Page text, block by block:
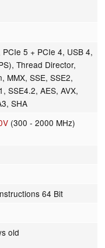
5 + PCIe 4, USB 4,
Thread Director,
MMX, SSE, SSE2,
SSE4.2, AES, AVX,
SHA
(300 - 2000 MHz)
64 Bit
old